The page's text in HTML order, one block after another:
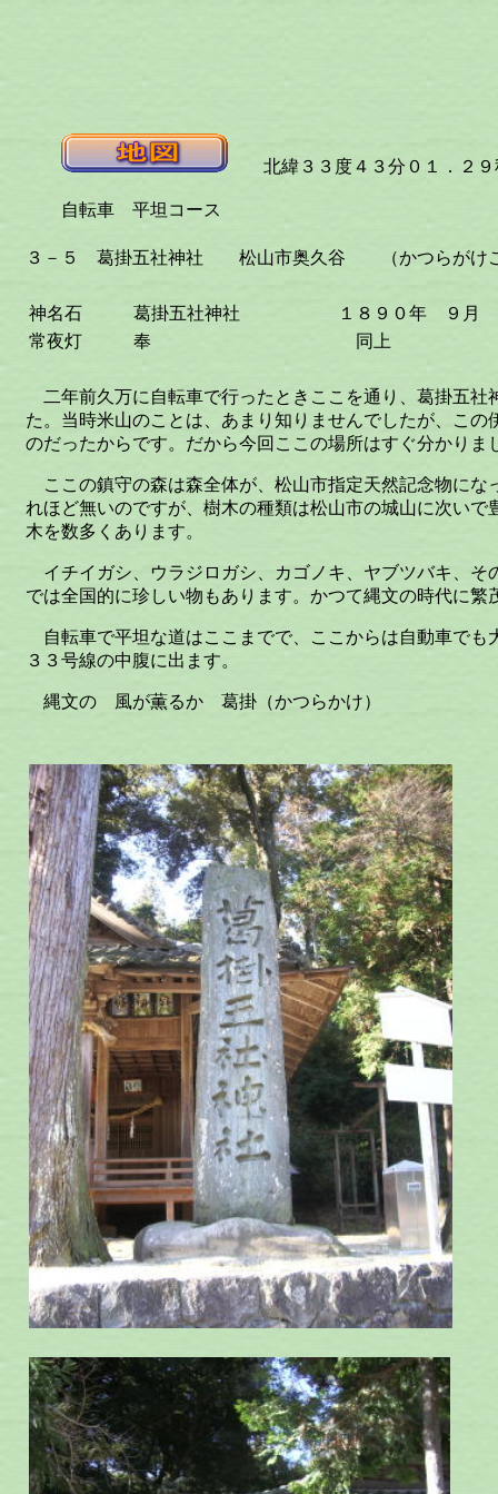
北緯３３度４３分０１．２９
自転車 平坦コース
３－５ 葛掛五社神社 松山市奥久谷 （かつらがけ
神名石 葛掛五社神社
１８９０年 ９月
常夜灯
奉 同上
二年前久万に自転車で行ったときここを通り、葛掛五社
た。当時米山のことは、あまり知りませんでしたが、こ
のだったからです。だから今回ここの場所はすぐ分かりま
ここの鎮守の森は森全体が、松山市指定天然記念物にな
れほど無いのですが、樹木の種類は松山市の城山に次い
木を数多くあります。
イチイガシ、ウラジロガシ、カゴノキ、ヤブツバキ、そ
では全国的に珍しい物もあります。かつて縄文の時代に
自転車で平坦な道はここまでで、ここからは自動車でも
３３号線の中腹に出ます。
縄文の 風が薫るか 葛掛（かつらかけ）